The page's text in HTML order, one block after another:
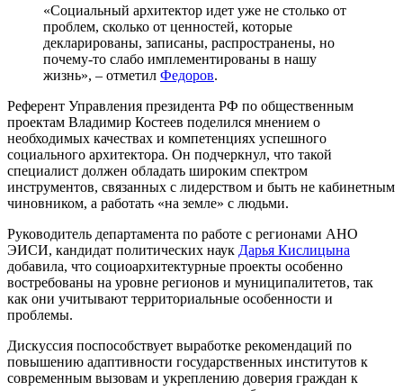
«Социальный архитектор идет уже не столько от
проблем, сколько от ценностей, которые
декларированы, записаны, распространены, но
почему-то слабо имплементированы в нашу
жизнь», – отметил Федоров.
Референт Управления президента РФ по общественным
проектам Владимир Костеев поделился мнением о
необходимых качествах и компетенциях успешного
социального архитектора. Он подчеркнул, что такой
специалист должен обладать широким спектром
инструментов, связанных с лидерством и быть не кабинетным
чиновником, а работать «на земле» с людьми.
Руководитель департамента по работе с регионами АНО
ЭИСИ, кандидат политических наук Дарья Кислицына
добавила, что социоархитектурные проекты особенно
востребованы на уровне регионов и муниципалитетов, так
как они учитывают территориальные особенности и
проблемы.
Дискуссия поспособствует выработке рекомендаций по
повышению адаптивности государственных институтов к
современным вызовам и укреплению доверия граждан к